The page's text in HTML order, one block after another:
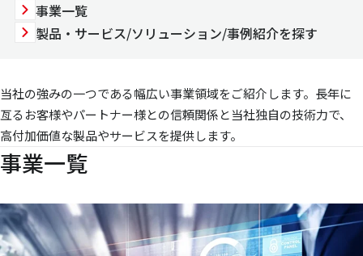
事業一覧
製品・サービス/ソリューション/事例紹介を探す
当社の強みの一つである幅広い事業領域をご紹介します。長年に
亙るお客様やパートナー様との信頼関係と当社独自の技術力で、
高付加価値な製品やサービスを提供します。
事業一覧